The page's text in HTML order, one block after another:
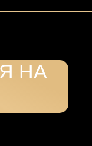
НА
сертификат
и